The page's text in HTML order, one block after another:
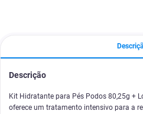
Descrição
Kit Hidratante para Pés Podos 80,25g +
oferece um tratamento intensivo para a